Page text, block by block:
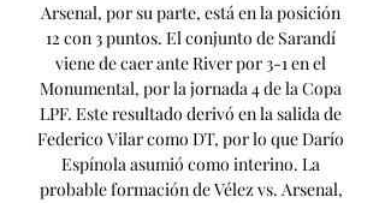
Arsenal, por su parte, está en la posición
12 con 3 puntos. El conjunto de Sarandí
viene de caer ante River por 3-1 en el
Monumental, por la jornada 4 de la Copa
LPF. Este resultado derivó en la salida de
Federico Vilar como DT, por lo que Darío
Espínola asumió como interino. La
probable formación de Vélez vs. Arsenal,